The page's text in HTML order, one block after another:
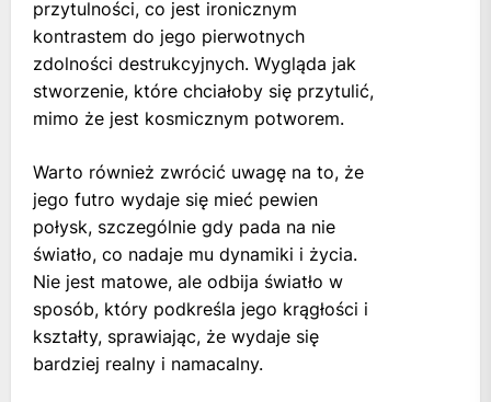
przytulności, co jest ironicznym
kontrastem do jego pierwotnych
zdolności destrukcyjnych. Wygląda jak
stworzenie, które chciałoby się przytulić,
mimo że jest kosmicznym potworem.
Warto również zwrócić uwagę na to, że
jego futro wydaje się mieć pewien
połysk, szczególnie gdy pada na nie
światło, co nadaje mu dynamiki i życia.
Nie jest matowe, ale odbija światło w
sposób, który podkreśla jego krągłości i
kształty, sprawiając, że wydaje się
bardziej realny i namacalny.